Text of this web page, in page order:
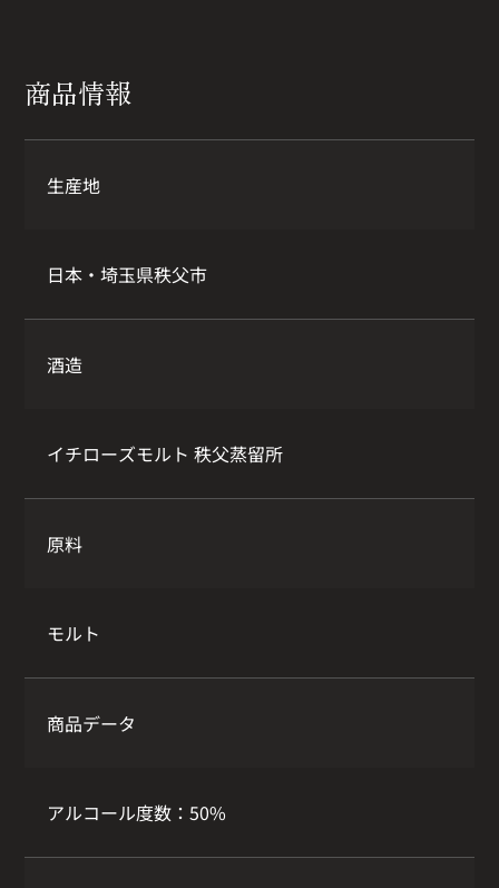
商品情報
生産地
日本・埼玉県秩父市
酒造
イチローズモルト 秩父蒸留所
原料
モルト
商品データ
アルコール度数：50%